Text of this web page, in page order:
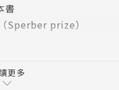
書
Sperber prize）
更多